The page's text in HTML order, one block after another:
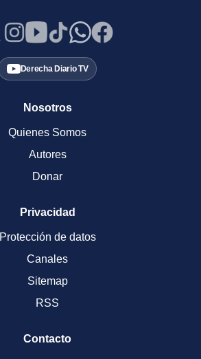
Derecha Diario TV
Nosotros
Quienes Somos
Autores
Donar
Privacidad
Protección de datos
Canales
Sitemap
RSS
Contacto